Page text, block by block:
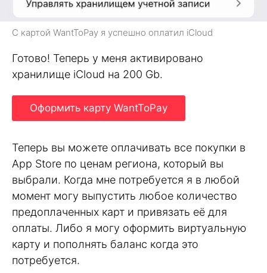
С картой WantToPay я успешно оплатил iCloud
Готово! Теперь у меня активировано
хранилище iCloud на 200 Gb.
Оформить карту WantToPay
Теперь вы можете оплачивать все покупки в
App Store по ценам региона, который вы
выбрали. Когда мне потребуется я в любой
момент могу выпустить любое количество
предоплаченных карт и привязать её для
оплаты. Либо я могу оформить виртуальную
карту и пополнять баланс когда это
потребуется.